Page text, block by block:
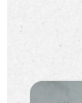
de Pelotas
diversos
rotina,
só lugar. Descrição do imóvel O apartamento
apresenta